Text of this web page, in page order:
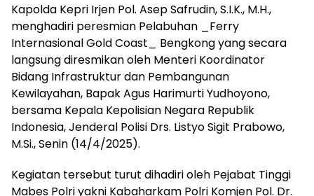
Kapolda Kepri Irjen Pol. Asep Safrudin, S.I.K., M.H.,
menghadiri peresmian Pelabuhan _Ferry
Internasional Gold Coast_ Bengkong yang secara
langsung diresmikan oleh Menteri Koordinator
Bidang Infrastruktur dan Pembangunan
Kewilayahan, Bapak Agus Harimurti Yudhoyono,
bersama Kepala Kepolisian Negara Republik
Indonesia, Jenderal Polisi Drs. Listyo Sigit Prabowo,
M.Si., Senin (14/4/2025).
Kegiatan tersebut turut dihadiri oleh Pejabat Tinggi
Mabes Polri yakni Kabaharkam Polri Komjen Pol. Dr.